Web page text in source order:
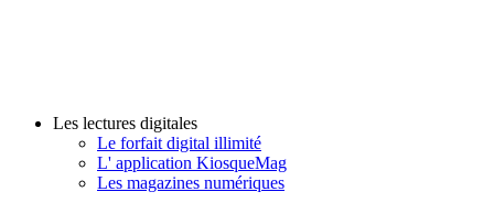
Les lectures digitales
Le forfait digital illimité
L' application KiosqueMag
Les magazines numériques